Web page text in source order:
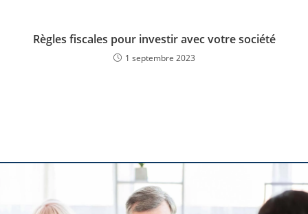
Règles fiscales pour investir avec votre société
1 septembre 2023